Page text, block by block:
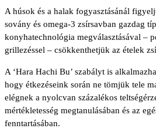
A húsok és a halak fogyasztásánál
sovány és omega-3 zsírsavban gazdag
konyhatechnológia megválasztásával –
grillezéssel – csökkenthetjük az ételek
A ‘Hara Hachi Bu’ szabályt is
hogy étkezéseink során ne tömjük tele
elégnek a nyolcvan százalékos
mértékletesség megtanulásában és az
fenntartásában.